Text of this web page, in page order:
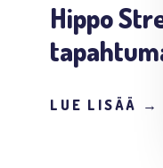
Hippo
LUE LISÄÄ →